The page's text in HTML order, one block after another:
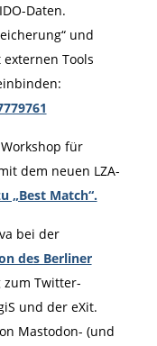
Daten.
und
Tools
für
dem neuen LZA-
„Best Match“.
bei der
des Berliner
Twitter-
und der eXit.
Mastodon- (und